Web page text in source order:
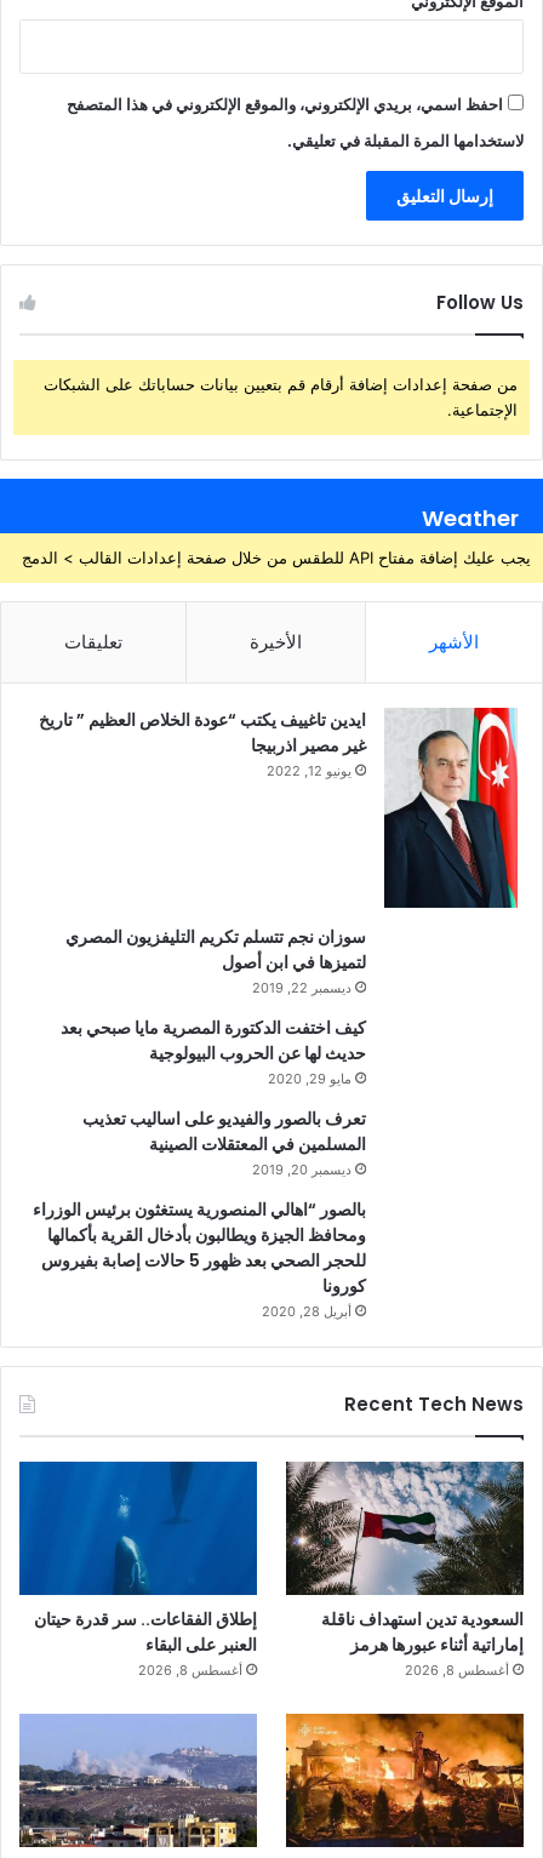
احفظ اسمي، بريدي الإلكتروني، والموقع الإلكتروني في هذا المتصفح
لاستخدامها المرة المقبلة في تعليقي.
Follow Us
من صفحة إعدادات إضافة أرقام قم بتعيين بيانات حساباتك على الشبكات
الإجتماعية.
Weather
يجب عليك إضافة مفتاح API للطقس من خلال صفحة إعدادات القالب > الدمج
الأشهر الأخيرة تعليقات
ايدين تاغييف يكتب “عودة الخلاص العظيم ” تاريخ
غير مصير اذربيجا
يونيو 12, 2022
سوزان نجم تتسلم تكريم التليفزيون المصري
لتميزها في ابن أصول
ديسمبر 22, 2019
كيف اختفت الدكتورة المصرية مايا صبحي بعد
حديث لها عن الحروب البيولوجية
مايو 29, 2020
تعرف بالصور والفيديو على اساليب تعذيب
المسلمين في المعتقلات الصينية
ديسمبر 20, 2019
بالصور “اهالي المنصورية يستغثون برئيس الوزراء
ومحافظ الجيزة ويطالبون بأدخال القرية بأكمالها
للحجر الصحي بعد ظهور 5 حالات إصابة بفيروس
كورونا
أبريل 28, 2020
Recent Tech News
السعودية تدين استهداف ناقلة
إماراتية أثناء عبورها هرمز
أغسطس 8, 2026
إطلاق الفقاعات.. سر قدرة حيتان
العنبر على البقاء
أغسطس 8, 2026